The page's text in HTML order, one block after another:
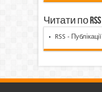
Читати по RSS
RSS - Публікації